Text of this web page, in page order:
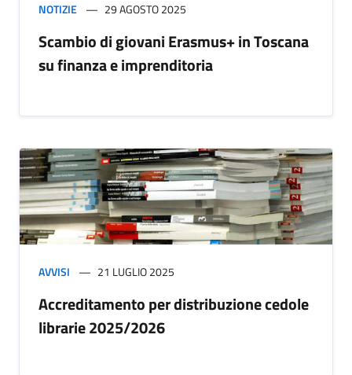
NOTIZIE 29 AGOSTO 2025
Scambio di giovani Erasmus+ in Toscana
su finanza e imprenditoria
AVVISI 21 LUGLIO 2025
Accreditamento per distribuzione cedole
librarie 2025/2026